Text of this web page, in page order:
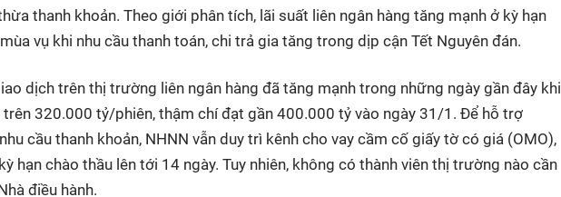
thanh khoản. Theo giới phân tích, lãi suất liên ngân hàng tăng mạnh ở kỳ hạn
vụ khi nhu cầu thanh toán, chi trả gia tăng trong dịp cận Tết Nguyên đán.
dịch trên thị trường liên ngân hàng đã tăng mạnh trong những ngày gần đây khi
320.000 tỷ/phiên, thậm chí đạt gần 400.000 tỷ vào ngày 31/1. Để hỗ trợ
cầu thanh khoản, NHNN vẫn duy trì kênh cho vay cầm cố giấy tờ có giá (OMO),
hạn chào thầu lên tới 14 ngày. Tuy nhiên, không có thành viên thị trường nào cần
điều hành.